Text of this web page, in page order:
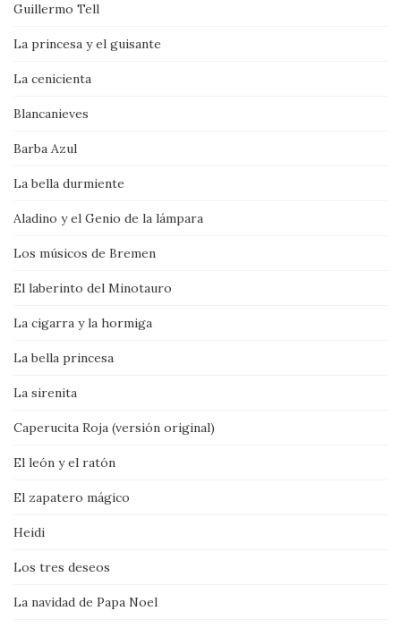
Guillermo Tell
La princesa y el guisante
La cenicienta
Blancanieves
Barba Azul
La bella durmiente
Aladino y el Genio de la lámpara
Los músicos de Bremen
El laberinto del Minotauro
La cigarra y la hormiga
La bella princesa
La sirenita
Caperucita Roja (versión original)
El león y el ratón
El zapatero mágico
Heidi
Los tres deseos
La navidad de Papa Noel